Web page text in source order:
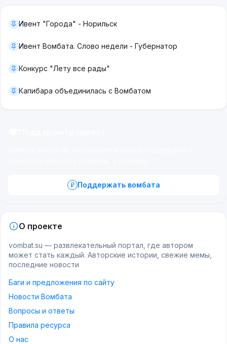
Ивент "Города" - Норильск
Ивент Вомбата. Слово недели - Губернатор
Конкурс "Лету все рады"
Капибара объединилась с Вомбатом
Поддержать вомбата
О проекте
vombat.su — развлекательный портал, где автором
может стать каждый. Авторские истории, свежие мемы,
последние новости
Баги и предложения по сайту
Новости Вомбата
Вопросы и ответы
Правила ресурса
О нас